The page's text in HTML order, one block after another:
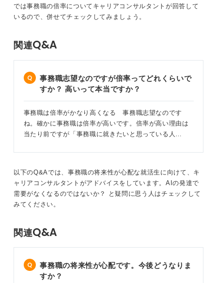
0
では事務職の倍率についてキャリアコンサルタントが回答して
いるので、併せてチェックしてみましょう。
関連Q&A
事務職志望なのですが倍率ってどれくらいで
すか？ 高いって本当ですか？
事務職は倍率がかなり高くなる 事務職志望なのです
ね。確かに事務職は倍率が高いです。倍率が高い理由は
当たり前ですが「事務職に就きたいと思っている人…
以下のQ&Aでは、事務職の将来性が心配な就活生に向けて、キ
ャリアコンサルタントがアドバイスをしています。AIの発達で
需要がなくなるのではないか？ と疑問に思う人はチェックして
みてください。
関連Q&A
事務職の将来性が心配です。今後どうなりま
すか？